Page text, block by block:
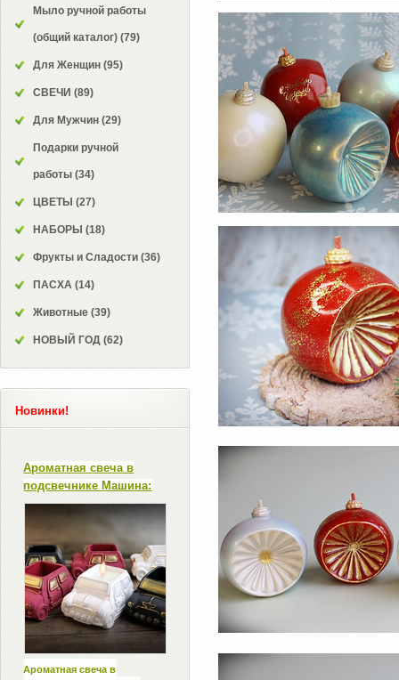
Мыло ручной работы
(общий каталог) (79)
Для Женщин (95)
СВЕЧИ (89)
Для Мужчин (29)
Подарки ручной
работы (34)
ЦВЕТЫ (27)
НАБОРЫ (18)
Фрукты и Сладости (36)
ПАСХА (14)
Животные (39)
НОВЫЙ ГОД (62)
Новинки!
Ароматная свеча в
подсвечнике Машина:
Ароматная свеча в